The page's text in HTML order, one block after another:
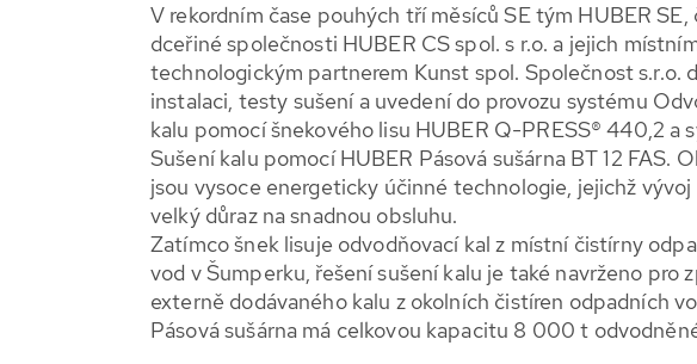
V rekordním čase pouhých tří měsíců SE tým HUBER SE,
dceřiné společnosti HUBER CS spol. s r.o. a jejich
technologickým partnerem Kunst spol. Společnost s.r.o.
instalaci, testy sušení a uvedení do provozu systému
kalu pomocí šnekového lisu HUBER Q-PRESS® 440,2 a
Sušení kalu pomocí HUBER Pásová sušárna BT 12 FAS.
jsou vysoce energeticky účinné technologie, jejichž vývoj
velký důraz na snadnou obsluhu.
Zatímco šnek lisuje odvodňovací kal z místní čistírny
vod v Šumperku, řešení sušení kalu je také navrženo pro
externě dodávaného kalu z okolních čistíren odpadních
Pásová sušárna má celkovou kapacitu 8 000 t